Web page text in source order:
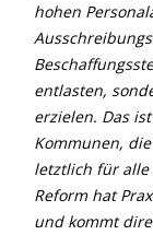
hohen
entlasten,
erzielen. Das
Kommunen,
letztlich für alle
Reform hat
und kommt